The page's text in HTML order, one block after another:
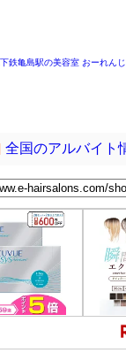
鉄亀島駅の美容室 おーれん
全国のアルバイト